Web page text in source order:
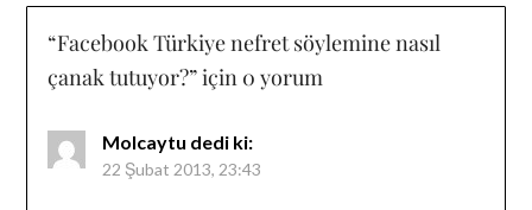
“Facebook Türkiye nefret söylemine nasıl
çanak tutuyor?” için 0 yorum
Molcaytu dedi ki:
22 Şubat 2013, 23:43